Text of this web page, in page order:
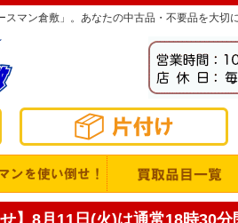
マン倉敷」。あなたの中古品・不要品を大切
せ】8月11日(火)は通常18時30